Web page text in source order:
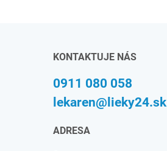
KONTAKTUJE NÁS
0911 080 058
lekaren@lieky24.sk
ADRESA